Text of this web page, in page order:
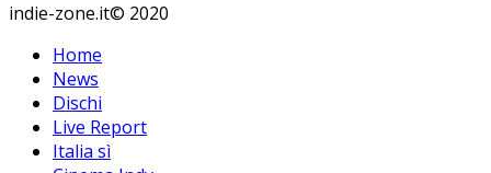
indie-zone.it© 2020
Home
News
Dischi
Live Report
Italia sì